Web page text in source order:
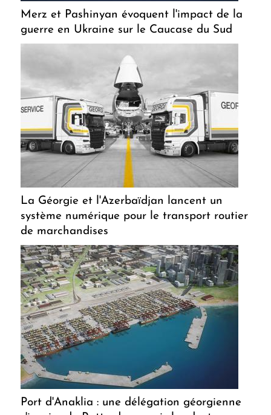
Merz et Pashinyan évoquent l'impact de la
guerre en Ukraine sur le Caucase du Sud
La Géorgie et l'Azerbaïdjan lancent un
système numérique pour le transport routier
de marchandises
Port d'Anaklia : une délégation géorgienne